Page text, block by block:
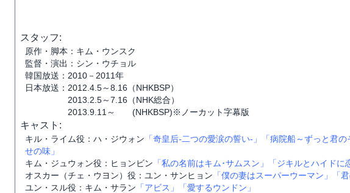
スタッフ:
原作・脚本：キム・ウンスク
監督・演出：シン・ウチョル
韓国放送：2010－2011年
日本放送：2012.4.5～8.16（NHKBSP）
2013.2.5～7.16（NHK総合）
2013.9.11～ (NHKBSP)※ノーカット字幕版
キャスト:
キル・ライム役：ハ・ジウォン 「奇皇后-二つの愛涙の誓い-」 「病院船～ずっと君の
せの味」
キム・ジュウォン役：ヒョンビン 「私の名前はキム･サムスン」 「ジキルとハイドに
オスカー（チェ・ウヨン）役：ユン・サンヒョン 「僕の妻はスーパーウーマン」
「
ユン・スル役：キム・サラン 「アビス」
「愛するウンドン」